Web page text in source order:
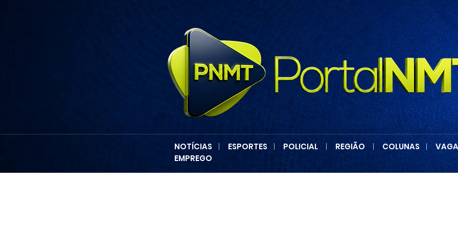
NOTÍCIAS | ESPORTES | POLICIAL | REGIÃO | COLUNAS|
EMPREGO